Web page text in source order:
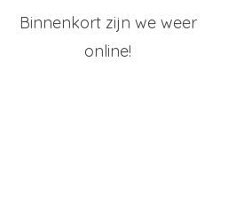
Binnenkort zijn we weer
online!